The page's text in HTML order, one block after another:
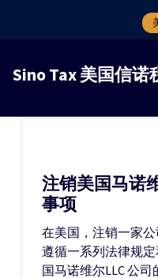
Sino Tax 美国信
注销美国马诺
事项
在美国，注销一家
遵循一系列法律规
国马诺维尔LLC 公